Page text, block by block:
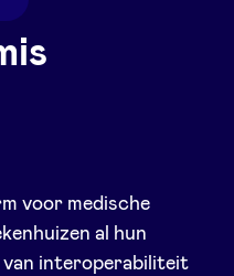
voor medische
al hun
van interoperabiliteit